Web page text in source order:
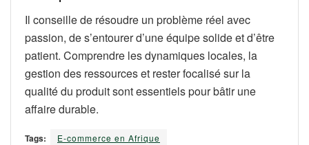
Il conseille de résoudre un problème réel avec
passion, de s’entourer d’une équipe solide et d’être
patient. Comprendre les dynamiques locales, la
gestion des ressources et rester focalisé sur la
qualité du produit sont essentiels pour bâtir une
affaire durable.
Tags:
E-commerce en Afrique